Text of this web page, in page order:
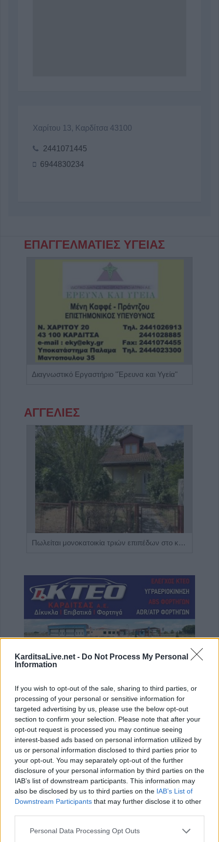
KarditsaLive.net - Do Not Process My Personal
Information
If you wish to opt-out of the sale, sharing to third parties, or
processing of your personal or sensitive information for
targeted advertising by us, please use the below opt-out
section to confirm your selection. Please note that after your
opt-out request is processed you may continue seeing
interest-based ads based on personal information utilized by
us or personal information disclosed to third parties prior to
your opt-out. You may separately opt-out of the further
disclosure of your personal information by third parties on the
IAB’s list of downstream participants. This information may
also be disclosed by us to third parties on the IAB’s List of
Downstream Participants that may further disclose it to other
Personal Data Processing Opt Outs
Χαρίτου 13, Καρδίτσα 43100
2441071445
6944830234
ΕΠΑΓΓΕΛΜΑΤΙΕΣ ΥΓΕΙΑΣ
Διαγνωστικό Εργαστήριο "Έρευνα και Υγεία"
ΑΓΓΕΛΙΕΣ
Πωλείται μονοκατοικία τριών επιπέδων στο καταπράσινο Πευκόφυτο Καρδίτσας
Άνω Λιόσια: Συνελήφθησαν δύο άνδρες για
τον θάνατο 72χρονου που βρέθηκε σε
αυτοκίνητο
6 Αυγούστου 2026, 17:50
Την Παρασκευή 7 Αυγούστου η κηδεία του
Αθανάσιου Ταξιάρχη
6 Αυγούστου 2026, 17:46
Πυρκαγιά σε γεωργική έκταση στην Κρήνη
Φαρσάλων – Μεγάλη κινητοποίηση της
Πυροσβεστικής (+Βίντεο)
6 Αυγούστου 2026, 17:36
Δημόσιες Σ.Α.Ε.Κ.: 860 τμήματα και 95